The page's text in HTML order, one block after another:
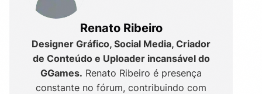
Renato Ribeiro
Designer Gráfico, Social Media, Criador
de Conteúdo e Uploader incansável do
GGames. Renato Ribeiro é presença
constante no fórum, contribuindo com